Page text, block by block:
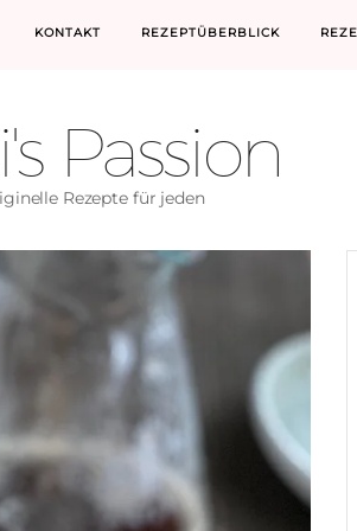
KONTAKT REZEPTÜBERBLICK
Passion
Rezepte für jeden